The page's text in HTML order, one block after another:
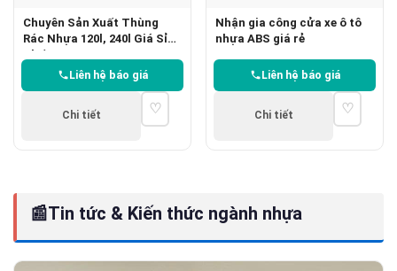
Chuyên Sản Xuất Thùng
Rác Nhựa 120l, 240l Giá Sỉ
Chất Lượng
Liên hệ báo giá
Chi tiết ♡
Nhận gia công cửa xe ô tô
nhựa ABS giá rẻ
Liên hệ báo giá
Chi tiết ♡
📰Tin tức & Kiến thức ngành nhựa